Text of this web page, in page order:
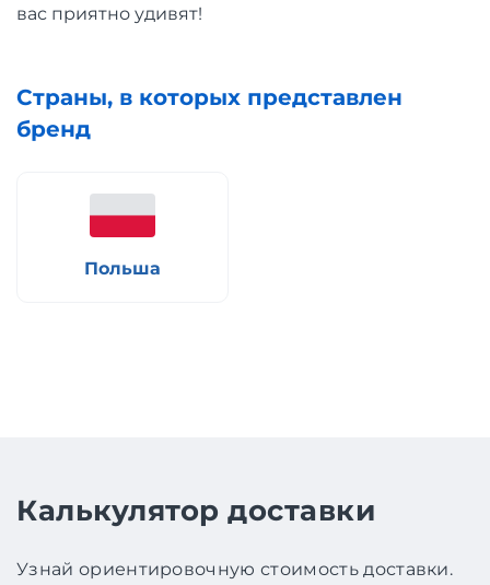
вас приятно удивят!
Страны, в которых представлен
бренд
Польша
Калькулятор доставки
Узнай ориентировочную стоимость доставки.